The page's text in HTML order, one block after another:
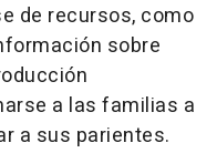
de recursos, como
sobre
a las familias a
a sus parientes.